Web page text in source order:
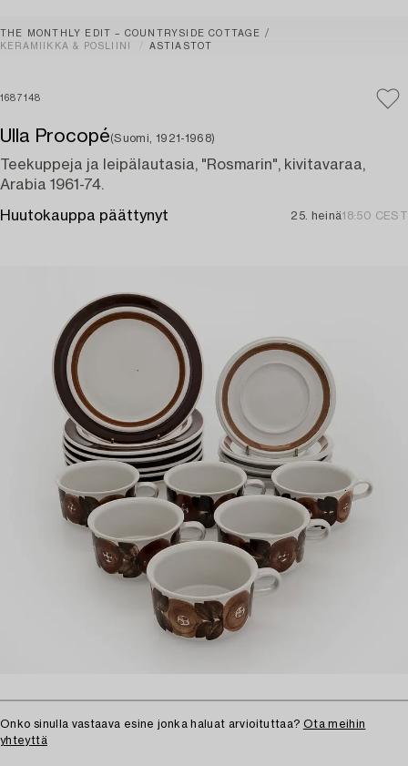
THE MONTHLY EDIT – COUNTRYSIDE COTTAGE
KERAMIIKKA & POSLIINI
ASTIASTOT
1687148
Ulla Procopé(Suomi, 1921-1968)
Teekuppeja ja leipälautasia, "Rosmarin", kivitavaraa,
Arabia 1961-74.
Huutokauppa päättynyt 25. heinä18:50 CEST
Onko sinulla vastaava esine jonka haluat arvioituttaa? Ota meihin
yhteyttä